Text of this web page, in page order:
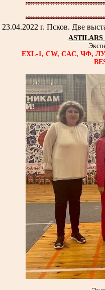
23.04.2022 г. Псков. Две
.
EXL-1, CW, CAC,